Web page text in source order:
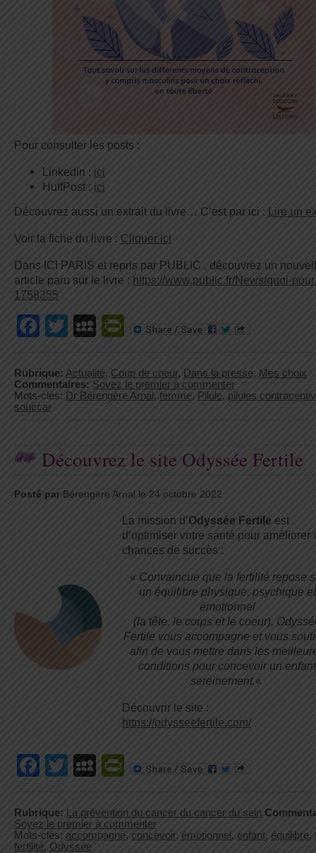
Pour consulter les posts :
Linkedin : ici
HuffPost : ici
Découvrez aussi un extrait du livre… C’est par ici : Lire un
Voir la fiche du livre : Cliquer ici
Dans ICI PARIS et repris par PUBLIC , découvrez un
article paru sur le livre : https://www.public.fr/News/quoi-
1758355
Facebook
TwitterMySpace
PrintFriendly
Rubrique: Actualité, Coup de coeur, Dans la presse, Mes choix
Commentaires: Soyez le premier à commenter
Mots-clés: Dr Bérengère Arnal , femme, Pilule, pilules
souccar
Découvrez le site Odyssée Fertile
Posté par Bérengère Arnal le 24 octobre 2022
La mission d’Odyssée Fertile est
d’optimiser votre santé pour améliorer
chances de succès :
« Convaincue que la fertilité repose
un équilibre physique, psychique et
émotionnel
(la tête, le corps et le coeur),
Fertile vous accompagne et vous
afin de vous mettre dans les
conditions pour concevoir un enfant
sereinement.«
Découvrir le site :
https://odysseefertile.com/
Facebook
TwitterMySpace
PrintFriendly
Rubrique: La prévention du cancer du cancer du sein
Soyez le premier à commenter
Mots-clés: accompagne, concevoir, émotionnel , enfant, équilibre,
fertilité, Odyssée